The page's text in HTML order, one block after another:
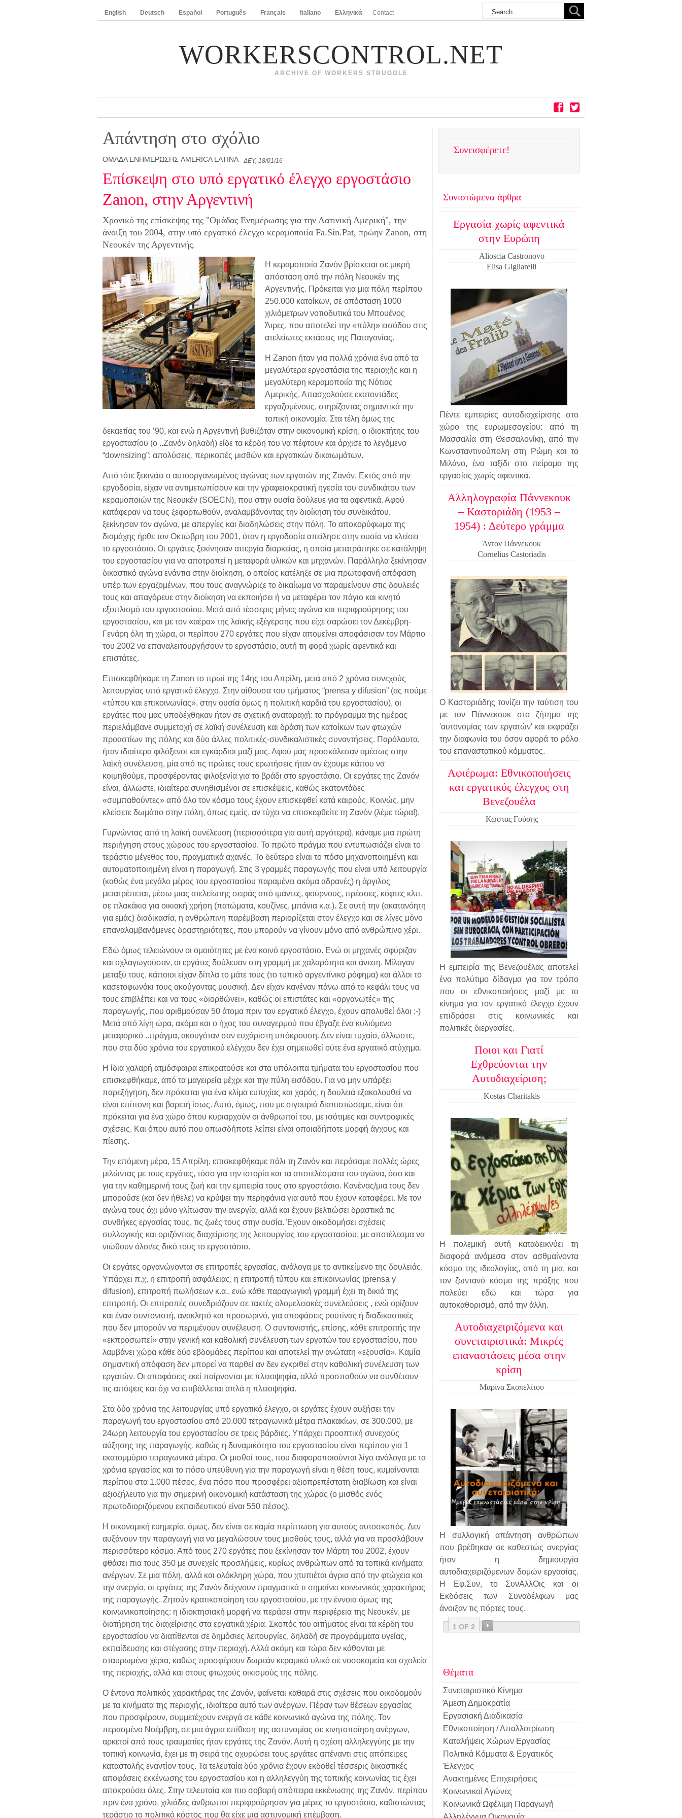
English Deutsch Español Português Français Italiano Ελληνικά Contact
WORKERSCONTROL.NET
ARCHIVE OF WORKERS STRUGGLE
Απάντηση στο σχόλιο
ΟΜΆΔΑ ΕΝΗΜΈΡΩΣΗΣ AMERICA LATINA ΔΕΥ, 18/01/16
Επίσκεψη στο υπό εργατικό έλεγχο εργοστάσιο
Zanon, στην Αργεντινή
Χρονικό της επίσκεψης της "Ομάδας Ενημέρωσης για την Λατινική Αμερική", την
άνοιξη του 2004, στην υπό εργατικό έλεγχο κεραμοποιία Fa.Sin.Pat, πρώην Zanon, στη
Νεουκέν της Αργεντινής.
Η κεραμοποιία Ζανόν βρίσκεται σε μικρή
απόσταση από την πόλη Νεουκέν της
Αργεντινής. Πρόκειται για μια πόλη περίπου
250.000 κατοίκων, σε απόσταση 1000
χιλιόμετρων νοτιοδυτικά του Μπουένος
Άιρες, που αποτελεί την «πύλη» εισόδου στις
ατελείωτες εκτάσεις της Παταγονίας.
Η Ζanon ήταν για πολλά χρόνια ένα από τα
μεγαλύτερα εργοστάσια της περιοχής και η
μεγαλύτερη κεραμοποιία της Νότιας
Αμερικής. Απασχολούσε εκατοντάδες
εργαζομένους, στηρίζοντας σημαντικά την
τοπική οικονομία. Στα τέλη όμως της
δεκαετίας του ’90, και ενώ η Αργεντινή βυθιζόταν στην οικονομική κρίση, ο ιδιοκτήτης του
εργοστασίου (ο ..Ζανόν δηλαδή) είδε τα κέρδη του να πέφτουν και άρχισε το λεγόμενο
“downsizing”: απολύσεις, περικοπές μισθών και εργατικών δικαιωμάτων.
Από τότε ξεκινάει ο αυτοoργανωμένος αγώνας των εργατών της Ζανόν. Εκτός από την
εργοδοσία, είχαν να αντιμετωπίσουν και την γραφειοκρατική ηγεσία του συνδικάτου των
κεραμοποιών της Νεουκέν (SOECN), που στην ουσία δούλευε για τα αφεντικά. Αφού
κατάφεραν να τους ξεφορτωθούν, αναλαμβάνοντας την διοίκηση του συνδικάτου,
ξεκίνησαν τον αγώνα, με απεργίες και διαδηλώσεις στην πόλη. Το αποκορύφωμα της
διαμάχης ήρθε τον Οκτώβρη του 2001, όταν η εργοδοσία απείλησε στην ουσία να κλείσει
το εργοστάσιο. Οι εργάτες ξεκίνησαν απεργία διαρκείας, η οποία μετατράπηκε σε κατάληψη
του εργοστασίου για να αποτραπεί η μεταφορά υλικών και μηχανών. Παράλληλα ξεκίνησαν
δικαστικό αγώνα ενάντια στην διοίκηση, ο οποίος κατέληξε σε μια πρωτοφανή απόφαση
υπέρ των εργαζομένων, που τους αναγνώριζε το δικαίωμα να παραμείνουν στις δουλειές
τους και απαγόρευε στην διοίκηση να εκποιήσει ή να μεταφέρει τον πάγιο και κινητό
εξοπλισμό του εργοστασίου. Μετά από τέσσερις μήνες αγώνα και περιφρούρησης του
εργοστασίου, και με τον «αέρα» της λαϊκής εξέγερσης που είχε σαρώσει τον Δεκέμβρη-
Γενάρη όλη τη χώρα, οι περίπου 270 εργάτες που είχαν απομείνει αποφάσισαν τον Μάρτιο
του 2002 να επαναλειτουργήσουν το εργοστάσιο, αυτή τη φορά χωρίς αφεντικά και
επιστάτες.
Επισκεφθήκαμε τη Ζanon το πρωί της 14ης του Απρίλη, μετά από 2 χρόνια συνεχούς
λειτουργίας υπό εργατικό έλεγχο. Στην αίθουσα του τμήματος “prensa y difusion” (ας πούμε
«τύπου και επικοινωνίας», στην ουσία όμως η πολιτική καρδιά του εργοστασίου), οι
εργάτες που μας υποδέχθηκαν ήταν σε σχετική αναταραχή: το πρόγραμμα της ημέρας
περιελάμβανε συμμετοχή σε λαϊκή συνέλευση και δράση των κατοίκων των φτωχών
προαστίων της πόλης και δύο άλλες πολιτικές-συνδικαλιστικές συναντήσεις. Παρόλαυτα,
ήταν ιδιαίτερα φιλόξενοι και εγκάρδιοι μαζί μας. Αφού μας προσκάλεσαν αμέσως στην
λαϊκή συνέλευση, μία από τις πρώτες τους ερωτήσεις ήταν αν έχουμε κάπου να
κοιμηθούμε, προσφέροντας φιλοξενία για το βράδι στο εργοστάσιο. Οι εργάτες της Ζανόν
είναι, άλλωστε, ιδιαίτερα συνηθισμένοι σε επισκέψεις, καθώς εκατοντάδες
«συμπαθούντες» από όλο τον κόσμο τους έχουν επισκεφθεί κατά καιρούς. Κοινώς, μην
κλείσετε δωμάτιο στην πόλη, όπως εμείς, αν τύχει να επισκεφθείτε τη Ζανόν (λέμε τώρα!).
Γυρνώντας από τη λαϊκή συνέλευση (περισσότερα για αυτή αργότερα), κάναμε μια πρώτη
περιήγηση στους χώρους του εργοστασίου. Το πρώτο πράγμα που εντυπωσιάζει είναι το
τεράστιο μέγεθος του, πραγματικά αχανές. Το δεύτερο είναι το πόσο μηχανοποιημένη και
αυτοματοποιημένη είναι η παραγωγή. Στις 3 γραμμές παραγωγής που είναι υπό λειτουργία
(καθώς ένα μεγάλο μέρος του εργοστασίου παραμένει ακόμα αδρανές) η άργιλος
μετατρέπεται, μέσω μιας ατελείωτης σειράς από ιμάντες, φούρνους, πρέσσες, κόφτες κλπ.
σε πλακάκια για οικιακή χρήση (πατώματα, κουζίνες, μπάνια κ.α.). Σε αυτή την (ακατανόητη
για εμάς) διαδικασία, η ανθρώπινη παρέμβαση περιορίζεται στον έλεγχο και σε λίγες μόνο
επαναλαμβανόμενες δραστηριότητες, που μπορούν να γίνουν μόνο από ανθρώπινο χέρι.
Εδώ όμως τελειώνουν οι ομοιότητες με ένα κοινό εργοστάσιο. Ενώ οι μηχανές σφύριζαν
και οχλαγωγούσαν, οι εργάτες δούλευαν στη γραμμή με χαλαρότητα και άνεση. Μίλαγαν
μεταξύ τους, κάποιοι είχαν δίπλα το μάτε τους (το τυπικό αργεντίνικο ρόφημα) και άλλοι το
κασετοφωνάκι τους ακούγοντας μουσική. Δεν είχαν κανέναν πάνω από το κεφάλι τους να
τους επιβλέπει και να τους «διορθώνει», καθώς οι επιστάτες και «οργανωτές» της
παραγωγής, που αριθμούσαν 50 άτομα πριν τον εργατικό έλεγχο, έχουν απολυθεί όλοι :-)
Μετά από λίγη ώρα, ακόμα και ο ήχος του συναγερμού που έβγαζε ένα κυλιόμενο
μεταφορικό ..πράγμα, ακουγόταν σαν ευχάριστη υπόκρουση. Δεν είναι τυχαίο, άλλωστε,
που στα δύο χρόνια του εργατικού ελέγχου δεν έχει σημειωθεί ούτε ένα εργατικό ατύχημα.
Η ίδια χαλαρή ατμόσφαιρα επικρατούσε και στα υπόλοιπα τμήματα του εργοστασίου που
επισκεφθήκαμε, από τα μαγειρεία μέχρι και την πύλη εισόδου. Για να μην υπάρξει
παρεξήγηση, δεν πρόκειται για ένα κλίμα ευτυχίας και χαράς, η δουλειά εξακολουθεί να
είναι επίπονη και βαρετή ίσως. Αυτό, όμως, που με σιγουριά διαπιστώσαμε, είναι ότι
πρόκειται για ένα χώρο όπου κυριαρχούν οι άνθρωποί του, με ισότιμες και συντροφικές
σχέσεις. Και όπου αυτό που οπωσδήποτε λείπει είναι οποιαδήποτε μορφή άγχους και
πίεσης.
Την επόμενη μέρα, 15 Απρίλη, επισκεφθήκαμε πάλι τη Ζανόν και περάσαμε πολλές ώρες
μιλώντας με τους εργάτες, τόσο για την ιστορία και τα αποτελέσματα του αγώνα, όσο και
για την καθημερινή τους ζωή και την εμπειρία τους στο εργοστάσιο. Κανένας/μια τους δεν
μπορούσε (και δεν ήθελε) να κρύψει την περηφάνια για αυτό που έχουν καταφέρει. Με τον
αγώνα τους όχι μόνο γλίτωσαν την ανεργία, αλλά και έχουν βελτιώσει δραστικά τις
συνθήκες εργασίας τους, τις ζωές τους στην ουσία. Έχουν οικοδομήσει σχέσεις
συλλογικής και οριζόντιας διαχείρισης της λειτουργίας του εργοστασίου, με αποτέλεσμα να
νιώθουν όλοι/ες δικό τους το εργοστάσιο.
Οι εργάτες οργανώνονται σε επιτροπές εργασίας, ανάλογα με το αντικείμενο της δουλειάς.
Υπάρχει π.χ. η επιτροπή ασφάλειας, η επιτροπή τύπου και επικοινωνίας (prensa y
difusion), επιτροπή πωλήσεων κ.α., ενώ κάθε παραγωγική γραμμή έχει τη δικιά της
επιτροπή. Οι επιτροπές συνεδριάζουν σε τακτές ολομελειακές συνελεύσεις , ενώ ορίζουν
και έναν συντονιστή, ανακλητό και προσωρινό, για αποφάσεις ρουτίνας ή διαδικαστικές
που δεν μπορούν να περιμένουν συνέλευση. Ο συντονιστής, επίσης, κάθε επιτροπής την
«εκπροσωπεί» στην γενική και καθολική συνέλευση των εργατών του εργοστασίου, που
λαμβάνει χώρα κάθε δύο εβδομάδες περίπου και αποτελεί την ανώτατη «εξουσία». Καμία
σημαντική απόφαση δεν μπορεί να παρθεί αν δεν εγκριθεί στην καθολική συνέλευση των
εργατών. Οι αποφάσεις εκεί παίρνονται με πλειοψηφία, αλλά προσπαθούν να συνθέτουν
τις απόψεις και όχι να επιβάλλεται απλά η πλειοψηφία.
Στα δύο χρόνια της λειτουργίας υπό εργατικό έλεγχο, οι εργάτες έχουν αυξήσει την
παραγωγή του εργοστασίου από 20.000 τετραγωνικά μέτρα πλακακίων, σε 300.000, με
24ωρη λειτουργία του εργοστασίου σε τρεις βάρδιες. Υπάρχει προοπτική συνεχούς
αύξησης της παραγωγής, καθώς η δυναμικότητα του εργοστασίου είναι περίπου για 1
εκατομμύριο τετραγωνικά μέτρα. Οι μισθοί τους, που διαφοροποιούνται λίγο ανάλογα με τα
χρόνια εργασίας και το πόσο υπεύθυνη για την παραγωγή είναι η θέση τους, κυμαίνονται
περίπου στα 1.000 πέσος, ένα πόσο που προσφέρει αξιοπρεπέστατη διαβίωση και είναι
αξιοζήλευτο για την σημερινή οικονομική κατάσταση της χώρας (ο μισθός ενός
πρωτοδιοριζόμενου εκπαιδευτικού είναι 550 πέσος).
Η οικονομική ευημερία, όμως, δεν είναι σε καμία περίπτωση για αυτούς αυτοσκοπός. Δεν
αυξάνουν την παραγωγή για να μεγαλώσουν τους μισθούς τους, αλλά για να προσλάβουν
περισσότερο κόσμο. Από τους 270 εργάτες που ξεκίνησαν τον Μάρτη του 2002, έχουν
φθάσει πια τους 350 με συνεχείς προσλήψεις, κυρίως ανθρώπων από τα τοπικά κινήματα
ανέργων. Σε μια πόλη, αλλά και ολόκληρη χώρα, που χτυπιέται άγρια από την φτώχεια και
την ανεργία, οι εργάτες της Ζανόν δείχνουν πραγματικά τι σημαίνει κοινωνικός χαρακτήρας
της παραγωγής. Ζητούν κρατικοποίηση του εργοστασίου, με την έννοια όμως της
κοινωνικοποίησης: η ιδιοκτησιακή μορφή να περάσει στην περιφέρεια της Νεουκέν, με
διατήρηση της διαχείρισης στα εργατικά χέρια. Σκοπός του αιτήματος είναι τα κέρδη του
εργοστασίου να διατίθενται σε δημόσιες λειτουργίες, δηλαδή σε προγράμματα υγείας,
εκπαίδευσης και στέγασης στην περιοχή. Αλλά ακόμη και τώρα δεν κάθονται με
σταυρωμένα χέρια, καθώς προσφέρουν δωρεάν κεραμικό υλικό σε νοσοκομεία και σχολεία
της περιοχής, αλλά και στους φτωχούς οικισμούς της πόλης.
Ο έντονα πολιτικός χαρακτήρας της Ζανόν, φαίνεται καθαρά στις σχέσεις που οικοδομούν
με τα κινήματα της περιοχής, ιδιαίτερα αυτό των ανέργων. Πέραν των θέσεων εργασίας
που προσφέρουν, συμμετέχουν ενεργά σε κάθε κοινωνικό αγώνα της πόλης. Τον
περασμένο Νοέμβρη, σε μια άγρια επίθεση της αστυνομίας σε κινητοποίηση ανέργων,
αρκετοί από τους τραυματίες ήταν εργάτες της Ζανόν. Αυτή η σχέση αλληλεγγύης με την
τοπική κοινωνία, έχει με τη σειρά της οχυρώσει τους εργάτες απέναντι στις απόπειρες
καταστολής εναντίον τους. Τα τελευταία δύο χρόνια έχουν εκδοθεί τέσσερις δικαστικές
αποφάσεις εκκένωσης του εργοστασίου και η αλληλεγγύη της τοπικής κοινωνίας τις έχει
αποκρούσει όλες. Στην τελευταία και πιο σοβαρή απόπειρα εκκένωσης της Ζανόν, περίπου
πριν ένα χρόνο, χιλιάδες άνθρωποι περιφρούρησαν για μέρες το εργοστάσιο, καθιστώντας
τεράστιο το πολιτικό κόστος που θα είχε μια αστυνομική επέμβαση.
Συνεισφέρετε!
Συνιστώμενα άρθρα
Εργασία χωρίς αφεντικά
στην Ευρώπη
Alioscia Castronovo
Elisa Gigliarelli
Πέντε εμπειρίες αυτοδιαχείρισης στο
χώρο της ευρωμεσογείου: από τη
Μασσαλία στη Θεσσαλονίκη, από την
Κωνσταντινούπολη στη Ρώμη και το
Μιλάνο, ένα ταξίδι στο πείραμα της
εργασίας χωρίς αφεντικά.
Αλληλογραφία Πάννεκουκ
– Καστοριάδη (1953 –
1954) : Δεύτερο γράμμα
Άντον Πάννεκουκ
Cornelius Castoriadis
Ο Καστοριάδης τονίζει την ταύτιση του
με τον Πάννεκουκ στο ζήτημα της
'αυτονομίας των εργατών' και εκφράζει
την διαφωνία του όσον αφορά το ρόλο
του επαναστατικού κόμματος.
Αφιέρωμα: Εθνικοποιήσεις
και εργατικός έλεγχος στη
Βενεζουέλα
Κώστας Γούσης
Η εμπειρία της Βενεζουέλας αποτελεί
ένα πολύτιμο δίδαγμα για τον τρόπο
που οι εθνικοποιήσεις μαζί με το
κίνημα για τον εργατικό έλεγχο έχουν
επιδράσει στις κοινωνικές και
πολιτικές διεργασίες.
Ποιοι και Γιατί
Εχθρεύονται την
Αυτοδιαχείριση;
Kostas Charitakis
Η πολεμική αυτή καταδεικνύει τη
διαφορά ανάμεσα στον ασθμαίνοντα
κόσμο της ιδεολογίας, από τη μια, και
τον ζωντανό κόσμο της πράξης που
παλεύει εδώ και τώρα για
αυτοκαθορισμό, από την άλλη.
Αυτοδιαχειριζόμενα και
συνεταιριστικά: Μικρές
επαναστάσεις μέσα στην
κρίση
Μαρίνα Σκοπελίτου
Η συλλογική απάντηση ανθρώπων
που βρέθηκαν σε καθεστώς ανεργίας
ήταν η δημιουργία
αυτοδιαχειριζόμενων δομών εργασίας.
Η Εφ.Συν, το ΣυνΑλλΟις και οι
Εκδόσεις των Συναδέλφων μας
άνοιξαν τις πόρτες τους.
1 OF 2
Θέματα
Συνεταιριστικό Κίνημα
Άμεση Δημοκρατία
Εργασιακή Διαδικασία
Εθνικοποίηση / Απαλλοτρίωση
Καταλήψεις Χώρων Εργασίας
Πολιτικά Κόμματα & Εργατικός
Έλεγχος
Ανακτημένες Επιχειρήσεις
Κοινωνικοί Αγώνες
Κοινωνικά Ωφέλιμη Παραγωγή